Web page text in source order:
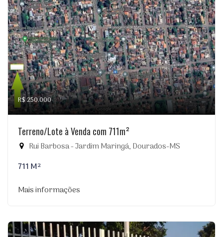
R$ 250.000
Terreno/Lote à Venda com 711m²
Rui Barbosa - Jardim Maringá, Dourados-MS
711 M²
Mais informações